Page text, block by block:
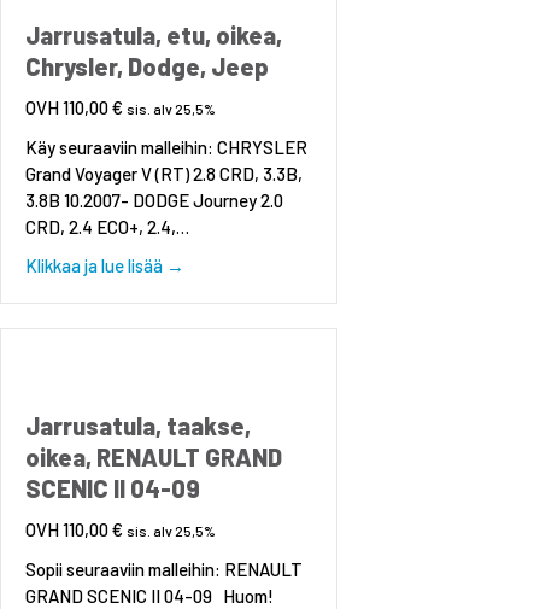
Jarrusatula, etu, oikea,
Chrysler, Dodge, Jeep
110,00€ sis. alv 25,5%
Käy seuraaviin malleihin: CHRYSLER
Grand Voyager V (RT) 2.8 CRD, 3.3B,
3.8B 10.2007- DODGE Journey 2.0
CRD, 2.4 ECO+, 2.4,…
Klikkaa ja lue lisää →
Jarrusatula, taakse,
oikea, RENAULT GRAND
SCENIC II 04-09
110,00€ sis. alv 25,5%
Sopii seuraaviin malleihin: RENAULT
GRAND SCENIC II 04-09 Huom!